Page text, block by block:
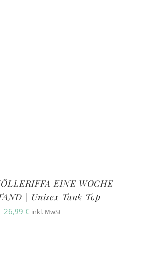
EINE WOCHE
| Unisex Tank Top
26,99 € inkl. MwSt